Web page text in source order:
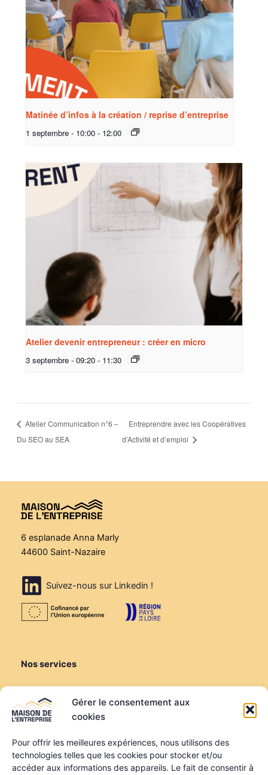
Gérer le consentement aux
cookies
Pour offrir les meilleures expériences, nous utilisons des
technologies telles que les cookies pour stocker et/ou
accéder aux informations des appareils. Le fait de consentir à
Matinée d’infos à la création / reprise d’entreprise
1 septembre - 10:00 - 12:00
Atelier devenir entrepreneur : créer en micro
3 septembre - 09:20 - 11:30
Atelier Communication n°6 –
Du SEO au SEA
Entreprendre avec les Coopératives
d’Activité et d’emploi
6 esplanade Anna Marly
44600 Saint-Nazaire
Suivez-nous sur Linkedin !
Nos services
Louer une salle de réunion
Louer un bureau
Domiciliation
Informations